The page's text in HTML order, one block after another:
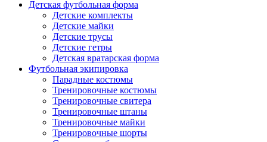
Детская футбольная форма
Детские комплекты
Детские майки
Детские трусы
Детские гетры
Детская вратарская форма
Футбольная экипировка
Парадные костюмы
Тренировочные костюмы
Тренировочные свитера
Тренировочные штаны
Тренировочные майки
Тренировочные шорты